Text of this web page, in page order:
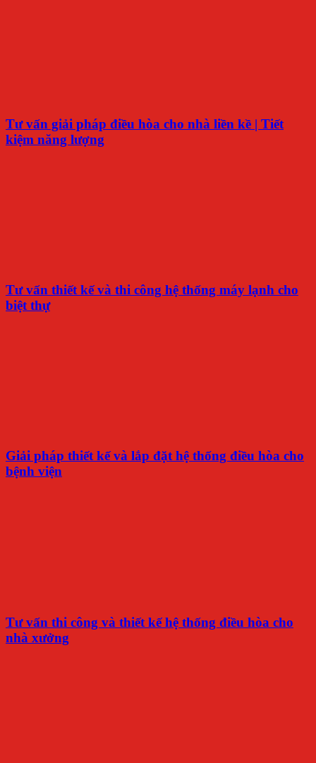
Tư vấn giải pháp điều hòa cho nhà liền kề | Tiết
kiệm năng lượng
Tư vấn thiết kế và thi công hệ thống máy lạnh cho
biệt thự
Giải pháp thiết kế và lắp đặt hệ thống điều hòa cho
bệnh viện
Tư vấn thi công và thiết kế hệ thống điều hòa cho
nhà xưởng